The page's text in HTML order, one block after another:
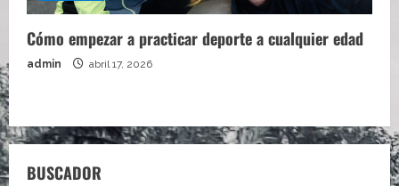
Cómo empezar a practicar deporte a cualquier edad
admin abril 17, 2026
BUSCADOR